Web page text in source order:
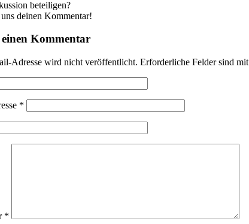
beteiligen?
deinen Kommentar!
einen Kommentar
Adresse wird nicht veröffentlicht. Erforderliche Felder sind mit
*
*